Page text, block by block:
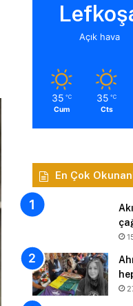
Açık hava
35 ℃
Cum
35 ℃
Cts
En Çok